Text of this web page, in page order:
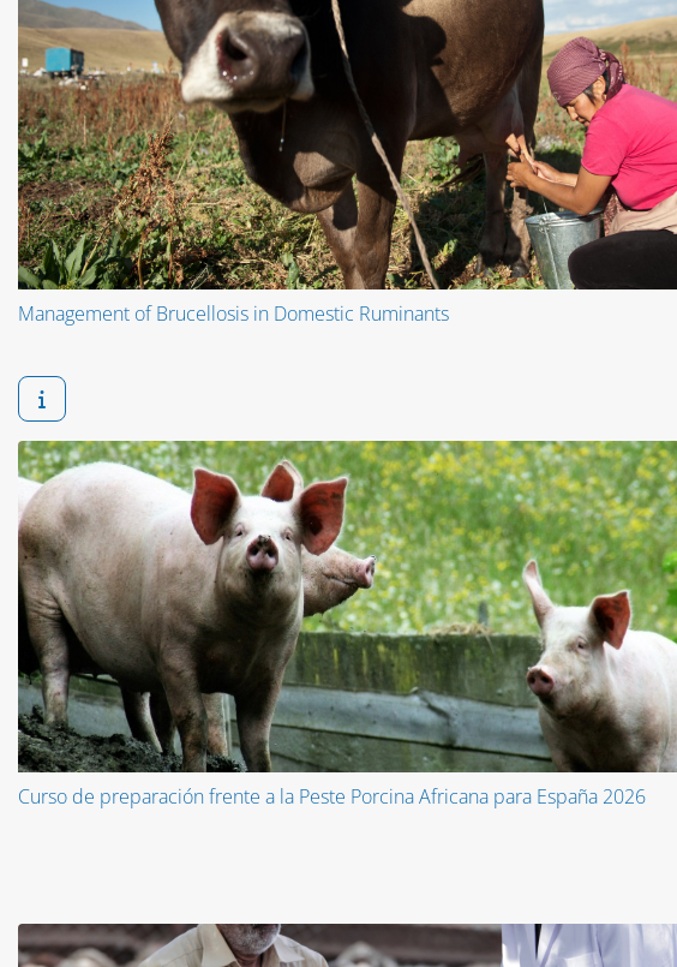
Management of Brucellosis in Domestic Ruminants
Curso de preparación frente a la Peste Porcina Africana para España 2026